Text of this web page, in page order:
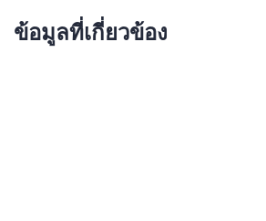
ข้อมูลที่เกี่ยวข้อง